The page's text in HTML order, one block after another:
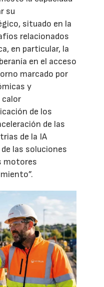
su
situado en la
relacionados
en particular, la
en el acceso
marcado por
y
calor
de los
de las
de la IA
las soluciones
motores